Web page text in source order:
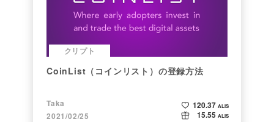
クリプト
CoinList（コインリスト）の登録方法
Taka
2021/02/25
120.37 ALIS
15.55 ALIS